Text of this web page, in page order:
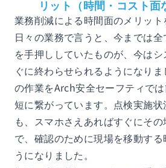
リット（時間・コスト面
業務削減による時間面のメリット
日々の業務で言うと、今までは
を手押ししていたものが、今は
ぐに終わらせられるようになり
の作業をArch安全セーフティで
短に繋がっています。点検実施
も、スマホさえあればすぐにそ
で、確認のために現場を移動す
うになりました。